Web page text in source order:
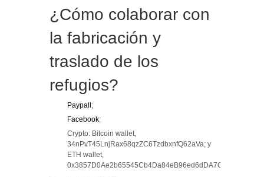
¿Cómo colaborar con
la fabricación y
traslado de los
refugios?
Paypall;
Facebook;
Crypto: Bitcoin wallet,
34nPvT45LnjRax68qzZC6TzdbxnfQ62aVa; y
ETH wallet,
0x3857D0Ae2b65545Cb4Da84eB96ed6dDA7CCDDD11.